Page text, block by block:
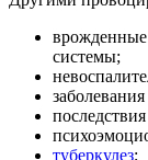
врожденные
системы;
туберкулез;